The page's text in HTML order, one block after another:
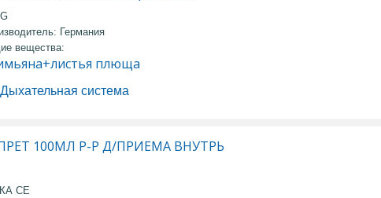
Германия
вещества:
плюща
Дыхательная система
100МЛ Р-Р Д/ПРИЕМА ВНУТРЬ
СЕ